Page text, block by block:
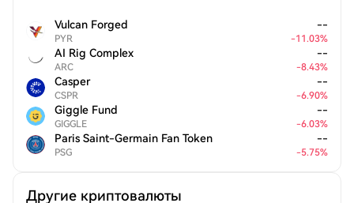
Vulcan Forged
PYR
--
-11.03%
AI Rig Complex
ARC
--
-8.43%
Casper
CSPR
--
-6.90%
Giggle Fund
GIGGLE
--
-6.03%
Paris Saint-Germain Fan Token
PSG
--
-5.75%
Другие криптовалюты